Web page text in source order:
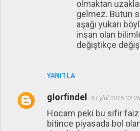
YANITLA
olmaktan
gelmez. Bütün
aşağı yukarı
insan olan
değiştikçe
glorfindel 5 Eylül 2015 22:28
Hocam peki bu sifir
bitince piyasada bol